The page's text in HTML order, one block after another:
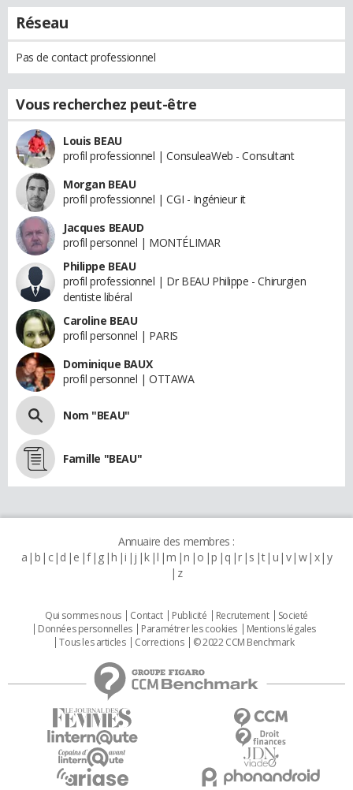
Réseau
Pas de contact professionnel
Vous recherchez peut-être
Louis BEAU
profil professionnel | ConsuleaWeb - Consultant
Morgan BEAU
profil professionnel | CGI - Ingénieur it
Jacques BEAUD
profil personnel | MONTÉLIMAR
Philippe BEAU
profil professionnel | Dr BEAU Philippe - Chirurgien
dentiste libéral
Caroline BEAU
profil personnel | PARIS
Dominique BAUX
profil personnel | OTTAWA
Nom "BEAU"
Famille "BEAU"
Annuaire des membres :
a b c d e f g h i j k l m n o p q r s t u v w x y
z
Qui sommes nous Contact Publicité Recrutement
Societé
Données personnelles
Paramétrer les cookies
Mentions légales
Tous les articles
Corrections © 2022 CCM Benchmark